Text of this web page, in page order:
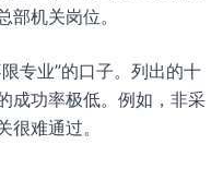
机关岗位。
专业”的口子。列出的十
成功率极低。例如，非采
难通过。